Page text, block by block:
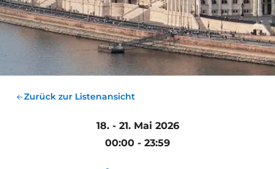
Zurück zur Listenansicht
18. - 21. Mai 2026
00:00 - 23:59